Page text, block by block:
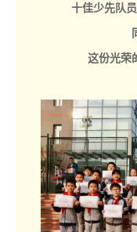
十佳少先队
这份光荣